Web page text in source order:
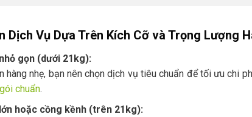
Dịch Vụ Dựa Trên Kích Cỡ và Trọng Lượng
gọn (dưới 21kg):
hàng nhẹ, bạn nên chọn dịch vụ tiêu chuẩn để tối ưu chi
chuẩn.
hoặc cồng kềnh (trên 21kg):